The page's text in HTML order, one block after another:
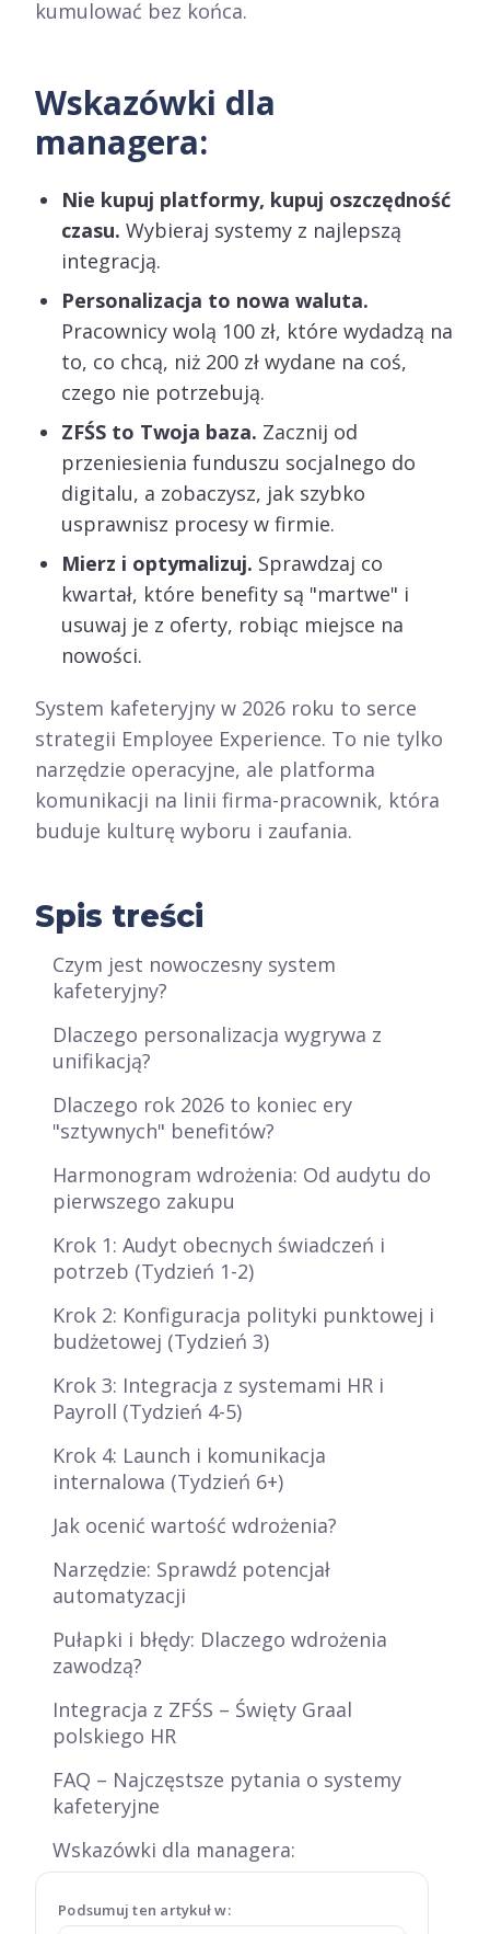
kumulować bez końca.
Wskazówki dla
managera:
Nie kupuj platformy, kupuj oszczędność
czasu. Wybieraj systemy z najlepszą
integracją.
Personalizacja to nowa waluta.
Pracownicy wolą 100 zł, które wydadzą na
to, co chcą, niż 200 zł wydane na coś,
czego nie potrzebują.
ZFŚS to Twoja baza. Zacznij od
przeniesienia funduszu socjalnego do
digitalu, a zobaczysz, jak szybko
usprawnisz procesy w firmie.
Mierz i optymalizuj. Sprawdzaj co
kwartał, które benefity są "martwe" i
usuwaj je z oferty, robiąc miejsce na
nowości.
System kafeteryjny w 2026 roku to serce
strategii Employee Experience. To nie tylko
narzędzie operacyjne, ale platforma
komunikacji na linii firma-pracownik, która
buduje kulturę wyboru i zaufania.
Podsumuj ten artykuł w:
Spis treści
Czym jest nowoczesny system
kafeteryjny?
Dlaczego personalizacja wygrywa z
unifikacją?
Dlaczego rok 2026 to koniec ery
"sztywnych" benefitów?
Harmonogram wdrożenia: Od audytu do
pierwszego zakupu
Krok 1: Audyt obecnych świadczeń i
potrzeb (Tydzień 1-2)
Krok 2: Konfiguracja polityki punktowej i
budżetowej (Tydzień 3)
Krok 3: Integracja z systemami HR i
Payroll (Tydzień 4-5)
Krok 4: Launch i komunikacja
internalowa (Tydzień 6+)
Jak ocenić wartość wdrożenia?
Narzędzie: Sprawdź potencjał
automatyzacji
Pułapki i błędy: Dlaczego wdrożenia
zawodzą?
Integracja z ZFŚS – Święty Graal
polskiego HR
FAQ – Najczęstsze pytania o systemy
kafeteryjne
Wskazówki dla managera: